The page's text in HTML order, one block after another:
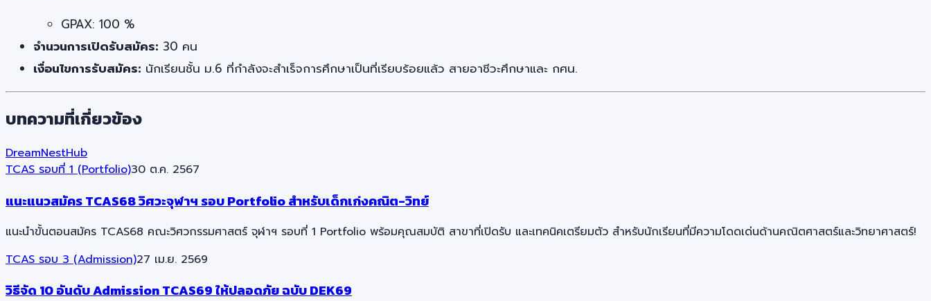
GPAX: 100 %
จำนวนการเปิดรับสมัคร: 30 คน
เงื่อนไขการรับสมัคร: นักเรียนชั้น ม.6 ที่กำลังจะสำเร็จการศึกษาเป็นที่เรียบร้อยแล้ว สายอาชีวะศึกษาและ กศน.
บทความที่เกี่ยวข้อง
DreamNestHub
TCAS รอบที่ 1 (Portfolio)30 ต.ค. 2567
แนะแนวสมัคร TCAS68 วิศวะจุฬาฯ รอบ Portfolio สำหรับเด็กเก่งคณิต-วิทย์
แนะนำขั้นตอนสมัคร TCAS68 คณะวิศวกรรมศาสตร์ จุฬาฯ รอบที่ 1 Portfolio พร้อมคุณสมบัติ สาขาที่เปิดรับ และเทคนิคเตรียมตัว สำหรับนักเรียนที่มีความโดดเด่นด้านคณิตศาสตร์และวิทยาศาสตร์!
TCAS รอบ 3 (Admission)27 เม.ย. 2569
วิธีจัด 10 อันดับ Admission TCAS69 ให้ปลอดภัย ฉบับ DEK69